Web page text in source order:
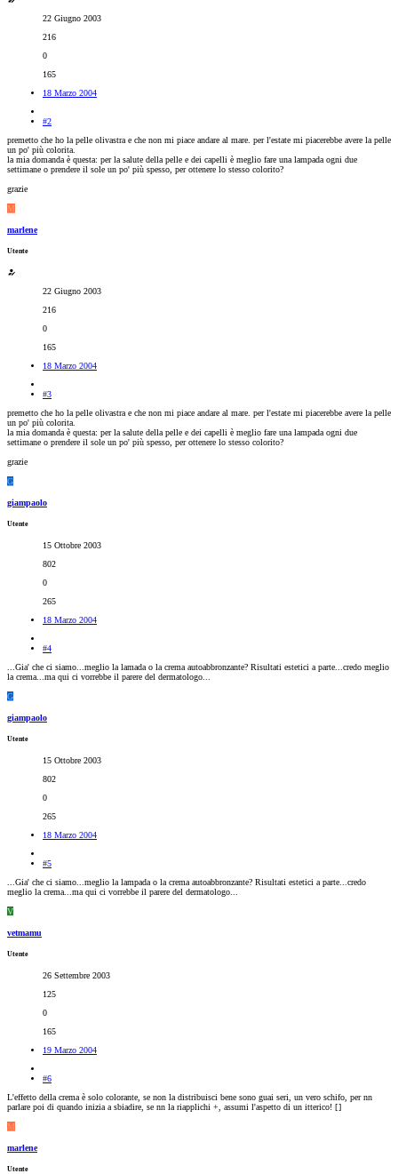
22 Giugno 2003
216
0
165
18 Marzo 2004
#2
premetto che ho la pelle olivastra e che non mi piace andare al mare. per l'estate mi piacerebbe avere la pelle
un po' più colorita.
la mia domanda è questa: per la salute della pelle e dei capelli è meglio fare una lampada ogni due
settimane o prendere il sole un po' più spesso, per ottenere lo stesso colorito?
grazie
M
marlene
Utente
22 Giugno 2003
216
0
165
18 Marzo 2004
#3
premetto che ho la pelle olivastra e che non mi piace andare al mare. per l'estate mi piacerebbe avere la pelle
un po' più colorita.
la mia domanda è questa: per la salute della pelle e dei capelli è meglio fare una lampada ogni due
settimane o prendere il sole un po' più spesso, per ottenere lo stesso colorito?
grazie
G
giampaolo
Utente
15 Ottobre 2003
802
0
265
18 Marzo 2004
#4
...Gia' che ci siamo...meglio la lamada o la crema autoabbronzante? Risultati estetici a parte...credo meglio
la crema...ma qui ci vorrebbe il parere del dermatologo...
G
giampaolo
Utente
15 Ottobre 2003
802
0
265
18 Marzo 2004
#5
...Gia' che ci siamo...meglio la lampada o la crema autoabbronzante? Risultati estetici a parte...credo
meglio la crema...ma qui ci vorrebbe il parere del dermatologo...
V
vetmamu
Utente
26 Settembre 2003
125
0
165
19 Marzo 2004
#6
L'effetto della crema è solo colorante, se non la distribuisci bene sono guai seri, un vero schifo, per nn
parlare poi di quando inizia a sbiadire, se nn la riapplichi +, assumi l'aspetto di un itterico! []
M
marlene
Utente